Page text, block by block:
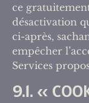
ce
désactivation
ci-après,
empêcher
Services
9.1. «